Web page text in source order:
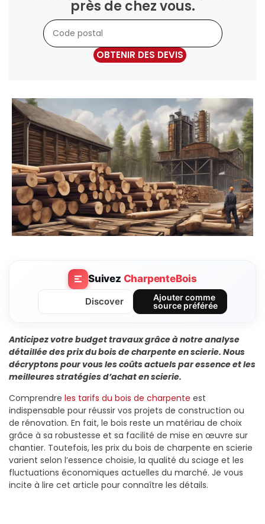
près de chez vous.
OBTENIR DES DEVIS
Suivez CharpenteBois
Discover
Ajouter comme
source préférée
Anticipez votre budget travaux grâce à notre analyse
détaillée des prix du bois de charpente en scierie. Nous
décryptons pour vous les coûts actuels par essence et les
meilleures stratégies d’achat en scierie.
Comprendre les tarifs du bois de charpente est
indispensable pour réussir vos projets de construction ou
de rénovation. En fait, le bois reste un matériau de choix
grâce à sa robustesse et sa facilité de mise en œuvre sur
chantier. Toutefois, les prix du bois de charpente en scierie
varient selon l’essence choisie, la qualité du sciage et les
fluctuations économiques actuelles du marché. Je vous
incite à lire cet article pour connaître les détails.